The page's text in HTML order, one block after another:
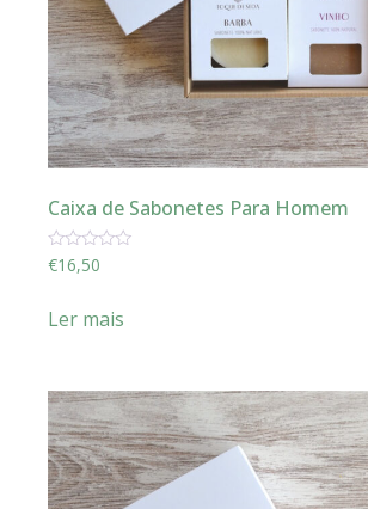
Caixa de Sabonetes Para Homem
Avaliação
0
€16,50
Ler mais